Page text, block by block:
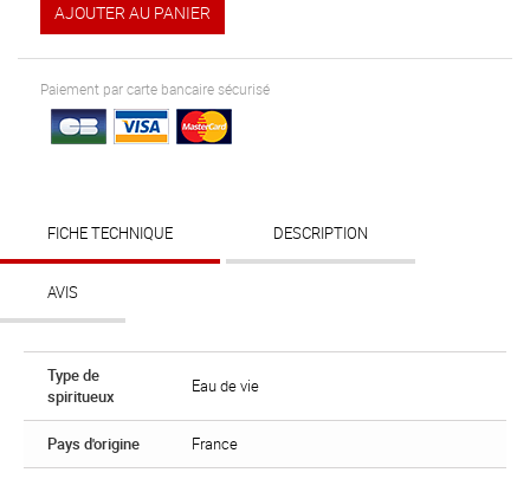
AJOUTER AU PANIER
Paiement par carte bancaire sécurisé
FICHE TECHNIQUE DESCRIPTION
AVIS
Type de
spiritueux
Eau de vie
Pays d'origine France